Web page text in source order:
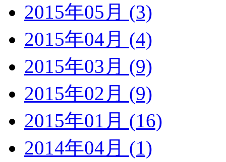
2015年05月 (3)
2015年04月 (4)
2015年03月 (9)
2015年02月 (9)
2015年01月 (16)
2014年04月 (1)